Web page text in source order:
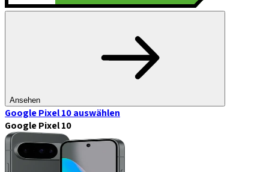
Ansehen
Google Pixel 10auswählen
Google Pixel 10